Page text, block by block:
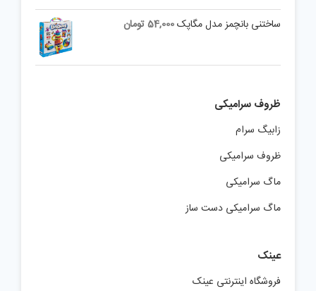
ساختنی بانچمز مدل مگاپک54,000تومان
ظروف سرامیکی
زابیگ سرام
ظروف سرامیکی
ماگ سرامیکی
ماگ سرامیکی دست ساز
عینک
فروشگاه اینترنتی عینک